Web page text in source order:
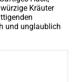
Kräuter
und unglaublich